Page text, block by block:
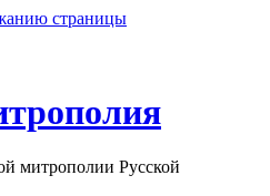
страницы
митрополии Русской